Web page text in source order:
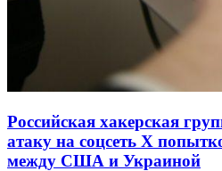
Российская хакерская
атаку на соцсеть Х
между США и Украиной